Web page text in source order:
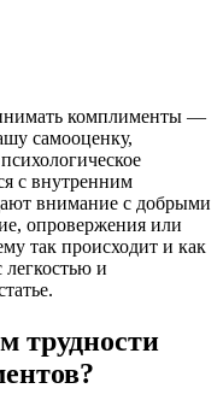
комплименты —
самооценку,
с внутренним
внимание с добрыми
опровержения или
так происходит и как
и
трудности